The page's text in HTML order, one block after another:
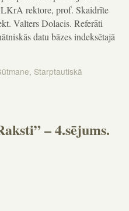
rektore, prof. Skaidrīte
Valters Dolacis. Referāti
datu bāzes indeksētajā
, Starptautiskā
– 4.sējums.